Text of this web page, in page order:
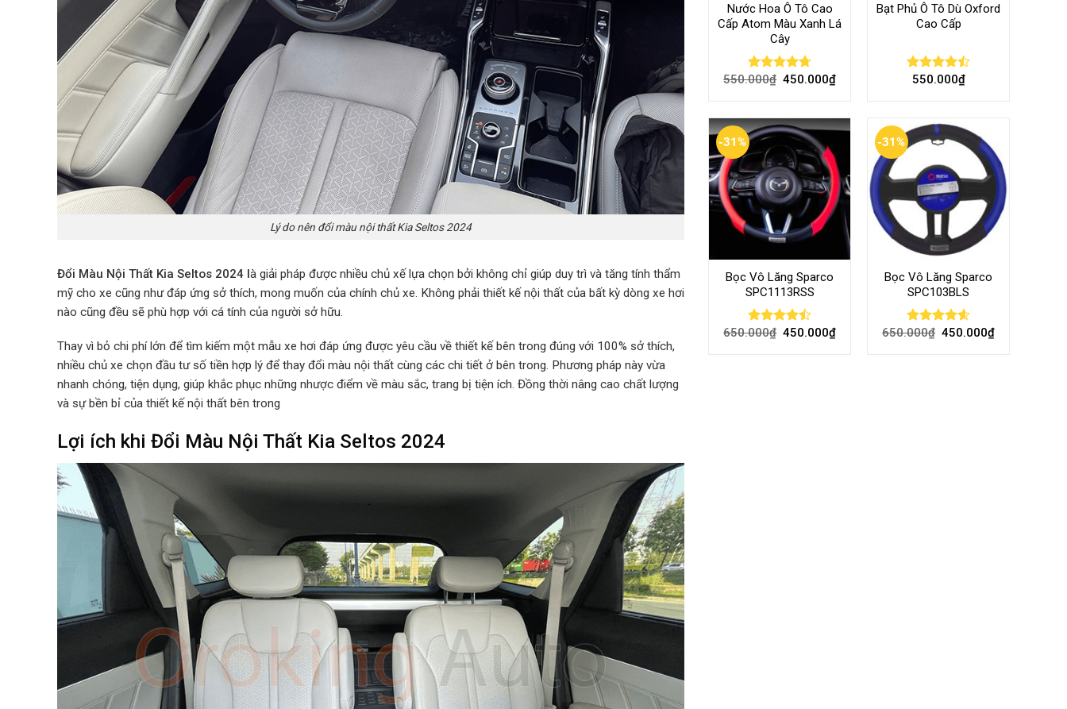
Lý do nên đổi màu nội thất Kia Seltos 2024
Đổi Màu Nội Thất Kia Seltos 2024 là giải pháp được nhiều chủ xế lựa chọn bởi không chỉ giúp duy trì và tăng tính thẩm
mỹ cho xe cũng như đáp ứng sở thích, mong muốn của chính chủ xe. Không phải thiết kế nội thất của bất kỳ dòng xe hơi
nào cũng đều sẽ phù hợp với cá tính của người sở hữu.
Thay vì bỏ chi phí lớn để tìm kiếm một mẫu xe hơi đáp ứng được yêu cầu về thiết kế bên trong đúng với 100% sở thích,
nhiều chủ xe chọn đầu tư số tiền hợp lý để thay đổi màu nội thất cùng các chi tiết ở bên trong. Phương pháp này vừa
nhanh chóng, tiện dụng, giúp khắc phục những nhược điểm về màu sắc, trang bị tiện ích. Đồng thời nâng cao chất lượng
và sự bền bỉ của thiết kế nội thất bên trong
Lợi ích khi Đổi Màu Nội Thất Kia Seltos 2024
Nước Hoa Ô Tô Cao
Cấp Atom Màu Xanh Lá
Cây
Rated4.70
550.000₫ 450.000₫
Bạt Phủ Ô Tô Dù Oxford
Cao Cấp
Rated
550.000₫
-31%
Bọc Vô Lăng Sparco
SPC1113RSS
Rated
650.000₫ 450.000₫
-31%
Bọc Vô Lăng Sparco
SPC103BLS
Rated4.57
650.000₫ 450.000₫